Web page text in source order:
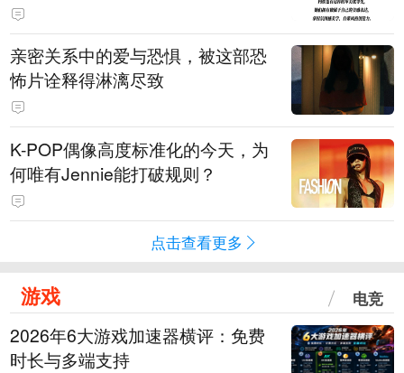
亲密关系中的爱与恐惧，被这部恐
怖片诠释得淋漓尽致
K-POP偶像高度标准化的今天，为
何唯有Jennie能打破规则？
点击查看更多
游戏 电竞
2026年6大游戏加速器横评：免费
时长与多端支持